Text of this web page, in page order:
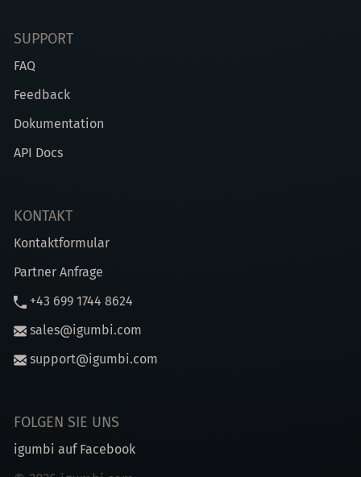
SUPPORT
FAQ
Feedback
Dokumentation
API Docs
KONTAKT
Kontaktformular
Partner Anfrage
+43 699 1744 8624
sales@igumbi.com
support@igumbi.com
FOLGEN SIE UNS
igumbi auf Facebook